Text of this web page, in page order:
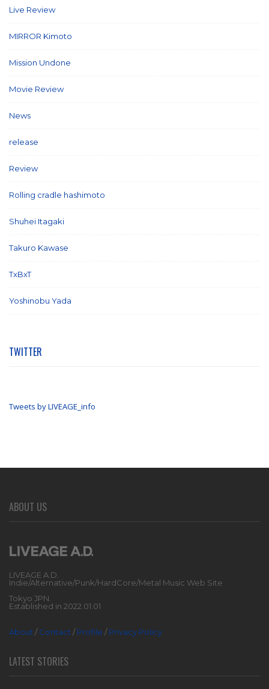
Live Review
MIRROR Kimoto
Mission Undone
Movie Review
News
release
Review
Rolling cradle hashimoto
Shuhei Itagaki
Takuro Kawase
TxBxT
Yoshinobu Yada
TWITTER
Tweets by LIVEAGE_info
ABOUT US
LIVEAGE A.D.
Indie/Alternative/Punk/HardCore/Metal Music Web Site
Tokyo JPN.
Established in 2022.01.01
About /Contact /Profile /Privacy Policy
LATEST STORIES